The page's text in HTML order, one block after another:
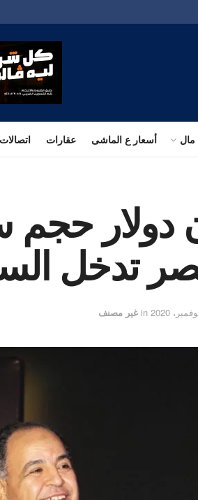
أسعار ع الماشى عقارات اتصالات
دولار
تدخل
in غير مصنف